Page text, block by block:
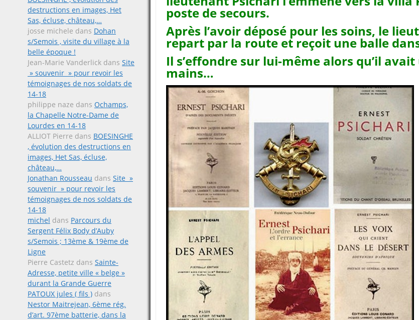
destructions en images, Het
Sas, écluse, château,…
josse michele dans Dohan
s/Semois , visite du village à la
belle époque !
Jean-Marie Vanderlick dans Site
» souvenir » pour revoir les
témoignages de nos soldats de
14-18
philippe naze dans Ochamps,
la Chapelle Notre-Dame de
Lourdes en 14-18
ALLIOT Pierre dans BOESINGHE
, évolution des destructions en
images, Het Sas, écluse,
château,…
Jonathan Rousseau dans Site »
souvenir » pour revoir les
témoignages de nos soldats de
14-18
michel dans Parcours du
Sergent Félix Body d’Auby
s/Semois ; 13ème & 19ème de
Ligne
Pierre Castetz dans Sainte-
Adresse, petite ville « belge »
durant la Grande Guerre
PATOUX jules ( fils ) dans
Nestor Maitrejean, 6ème rég.
d’art. 97ème batterie, dans la
poste de secours.
Après l’avoir déposé pour les soins, le
repart par la route et reçoit une balle
Il s’effondre sur lui-même alors qu’il
mains…